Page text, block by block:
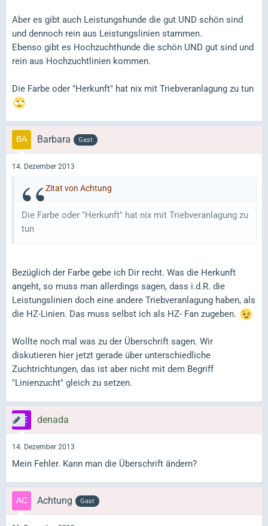
Aber es gibt auch Leistungshunde die gut UND schön sind
und dennoch rein aus Leistungslinien stammen.
Ebenso gibt es Hochzuchthunde die schön UND gut sind und
rein aus Hochzuchtlinien kommen.
Die Farbe oder "Herkunft" hat nix mit Triebveranlagung zu tun
Barbara Gast
14. Dezember 2013
Zitat von Achtung
Die Farbe oder "Herkunft" hat nix mit Triebveranlagung zu
tun
Bezüglich der Farbe gebe ich Dir recht. Was die Herkunft
angeht, so muss man allerdings sagen, dass i.d.R. die
Leistungslinien doch eine andere Triebveranlagung haben, als
die HZ-Linien. Das muss selbst ich als HZ- Fan zugeben.
Wollte noch mal was zu der Überschrift sagen. Wir
diskutieren hier jetzt gerade über unterschiedliche
Zuchtrichtungen, das ist aber nicht mit dem Begriff
"Linienzucht" gleich zu setzen.
denada
14. Dezember 2013
Mein Fehler. Kann man die Überschrift ändern?
Achtung Gast